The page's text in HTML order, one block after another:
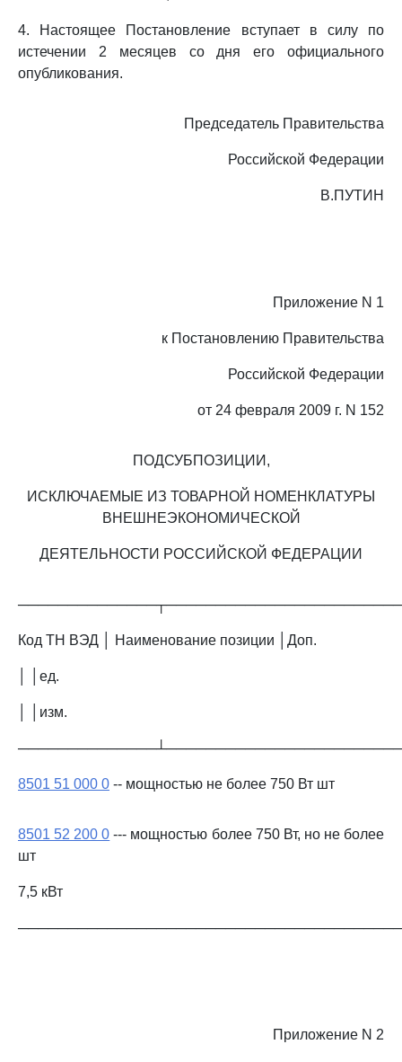
4. Настоящее Постановление вступает в силу по
истечении 2 месяцев со дня его официального
опубликования.
Председатель Правительства
Российской Федерации
В.ПУТИН
Приложение N 1
к Постановлению Правительства
Российской Федерации
от 24 февраля 2009 г. N 152
ПОДСУБПОЗИЦИИ,
ИСКЛЮЧАЕМЫЕ ИЗ ТОВАРНОЙ НОМЕНКЛАТУРЫ
ВНЕШНЕЭКОНОМИЧЕСКОЙ
ДЕЯТЕЛЬНОСТИ РОССИЙСКОЙ ФЕДЕРАЦИИ
Код ТН ВЭД │ Наименование позиции │Доп.
│ │ед.
│ │изм.
8501 51 000 0 -- мощностью не более 750 Вт шт
8501 52 200 0 --- мощностью более 750 Вт, но не более
шт
7,5 кВт
Приложение N 2